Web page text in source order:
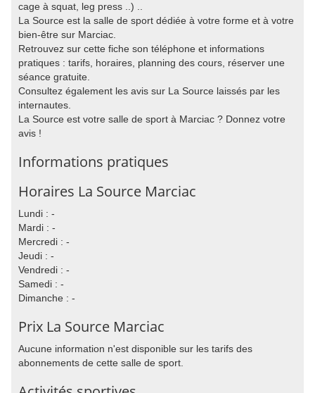
cage à squat, leg press ..) ..
La Source est la salle de sport dédiée à votre forme et à votre
bien-être sur Marciac.
Retrouvez sur cette fiche son téléphone et informations
pratiques : tarifs, horaires, planning des cours, réserver une
séance gratuite.
Consultez également les avis sur La Source laissés par les
internautes.
La Source est votre salle de sport à Marciac ? Donnez votre
avis !
Informations pratiques
Horaires La Source Marciac
Lundi : -
Mardi : -
Mercredi : -
Jeudi : -
Vendredi : -
Samedi : -
Dimanche : -
Prix La Source Marciac
Aucune information n'est disponible sur les tarifs des
abonnements de cette salle de sport.